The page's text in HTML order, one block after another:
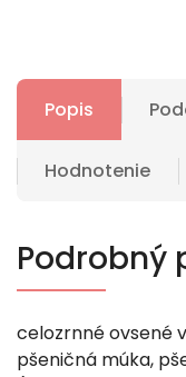
Popis
Hodnotenie
Podrobný
celozrnné ovsené
pšeničná múka,